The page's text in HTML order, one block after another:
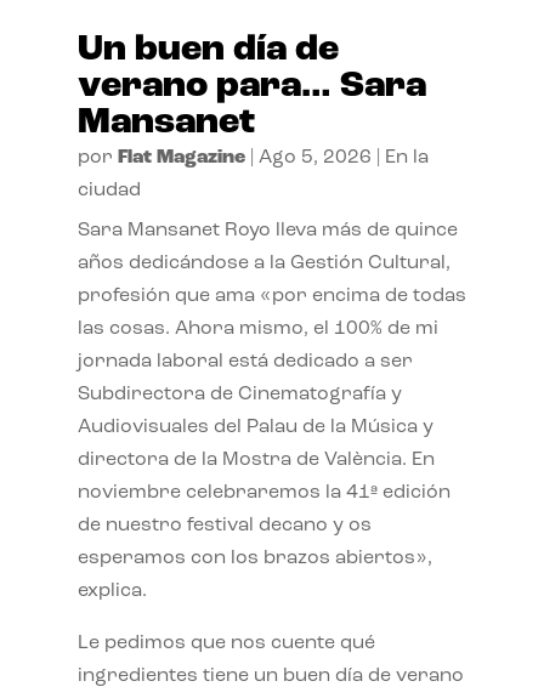
Un buen día de
verano para… Sara
Mansanet
por Flat Magazine| Ago 5, 2026
En la
ciudad
Sara Mansanet Royo lleva más de quince
años dedicándose a la Gestión Cultural,
profesión que ama «por encima de todas
las cosas. Ahora mismo, el 100% de mi
jornada laboral está dedicado a ser
Subdirectora de Cinematografía y
Audiovisuales del Palau de la Música y
directora de la Mostra de València. En
noviembre celebraremos la 41ª edición
de nuestro festival decano y os
esperamos con los brazos abiertos»,
explica.
Le pedimos que nos cuente qué
ingredientes tiene un buen día de verano